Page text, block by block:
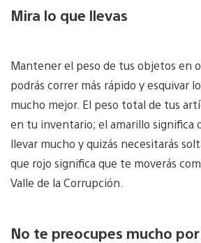
Mira lo que llevas
Mantener el peso de tus objetos en
podrás correr más rápido y esquivar
mucho mejor. El peso total de tus
en tu inventario; el amarillo significa
llevar mucho y quizás necesitarás
que rojo significa que te moverás
Valle de la Corrupción.
No te preocupes mucho